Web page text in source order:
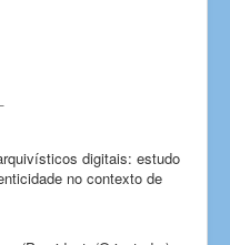
digitais: estudo
no contexto de